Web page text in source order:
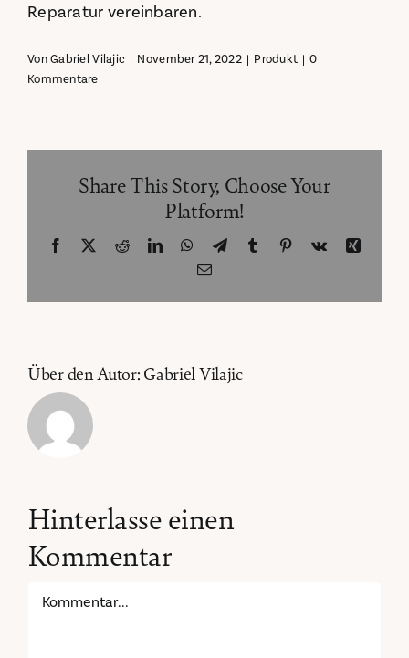
Reparatur vereinbaren.
VonGabriel Vilajic | November 21, 2022 | Produkt | 0
Kommentare
Share This Story, Choose Your
Platform!
Facebook RedditLinkedInWhatsApp
TelegramTumblr Pinterest
Vk
Xing
E-
Über den Autor:Gabriel Vilajic
Hinterlasse einen
Kommentar
Kommentar